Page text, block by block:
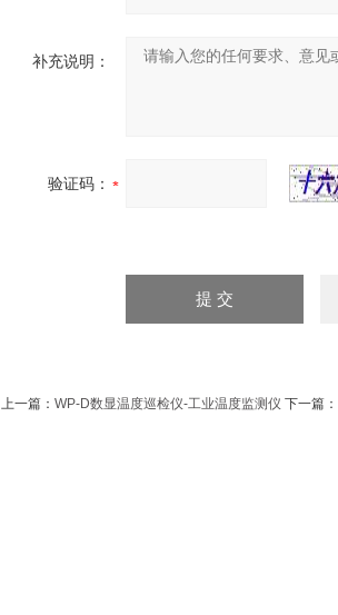
补充说明：
验证码：
上一篇： WP-D数显温度巡检仪-工业温度监测仪 下一篇：